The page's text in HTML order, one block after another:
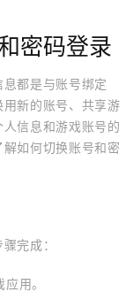
密码登录
都是与账号绑定
新的账号、共享游
信息和游戏账号的
如何切换账号和密
完成：
用。